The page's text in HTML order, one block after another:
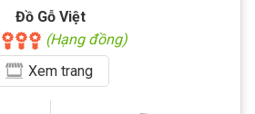
Đồ Gỗ Việt
(Hạng đồng)
Xemtrang